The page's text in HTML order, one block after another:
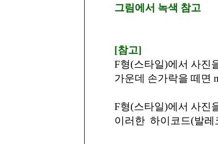
그림에서 녹색 참고
[참고]
F형(스타일)에서 사진
가운데 손가락을 떼면
F형(스타일)에서 사진
이러한 하이코드(발레